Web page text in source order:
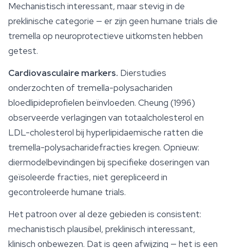
Mechanistisch interessant, maar stevig in de
preklinische categorie — er zijn geen humane trials die
tremella op neuroprotectieve uitkomsten hebben
getest.
Cardiovasculaire markers. Dierstudies
onderzochten of tremella-polysachariden
bloedlipideprofielen beïnvloeden. Cheung (1996)
observeerde verlagingen van totaalcholesterol en
LDL-cholesterol bij hyperlipidaemische ratten die
tremella-polysacharidefracties kregen. Opnieuw:
diermodelbevindingen bij specifieke doseringen van
geïsoleerde fracties, niet gerepliceerd in
gecontroleerde humane trials.
Het patroon over al deze gebieden is consistent:
mechanistisch plausibel, preklinisch interessant,
klinisch onbewezen. Dat is geen afwijzing — het is een